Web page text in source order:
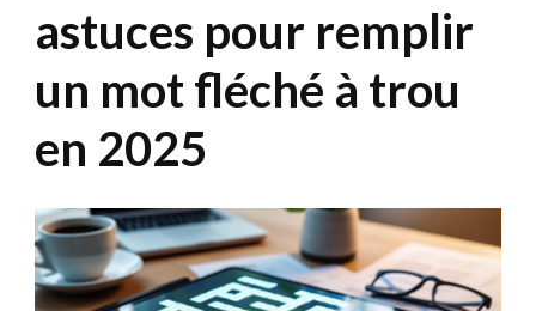
astuces pour remplir
un mot fléché à trou
en 2025